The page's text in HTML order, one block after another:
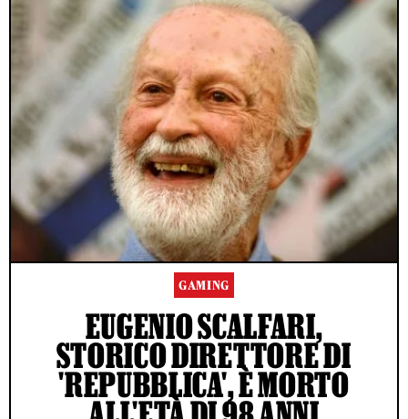
GAMING
EUGENIO SCALFARI,
STORICO DIRETTORE DI
'REPUBBLICA', È MORTO